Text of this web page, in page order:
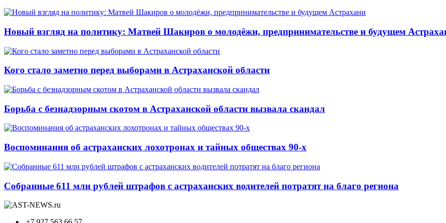
Новый взгляд на политику: Матвей Шакиров о молодёжи, предпринимательстве и будущем
Кого стало заметно перед выборами в Астраханской области
Борьба с безнадзорным скотом в Астраханской области вызвала скандал
Воспоминания об астраханских лохотронах и тайных обществах 90-х
Собранные 611 млн рублей штрафов с астраханских водителей потратят на благо региона